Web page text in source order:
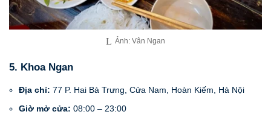
Ảnh: Vân Ngan
5. Khoa Ngan
Địa chỉ: 77 P. Hai Bà Trưng, Cửa Nam, Hoàn Kiếm, Hà Nội
Giờ mở cửa: 08:00 – 23:00